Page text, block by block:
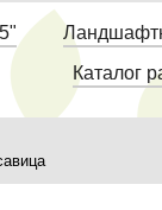
Каталог